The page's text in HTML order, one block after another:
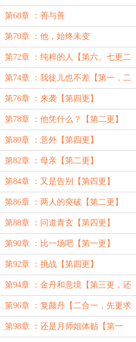
第68章 ：善与善
第70章 ：他，始终未变
第72章 ：纯粹的人【第六、七更二
合一，求订阅，今天还有】
第74章 ：我徒儿也不差【第一，二
更，二合一，今天还有】
第76章 ：来袭【第四更】
第78章 ：他凭什么？【第二更】
第80章 ：意外【第四更】
第82章 ：母亲【第二更】
第84章 ：又是告别【第四更】
第86章 ：两人的突破【第二更】
第88章 ：问道青玄【第四更】
第90章 ：比一场吧【第一更】
第92章 ：挑战【第四更】
第94章 ：金丹和意境【第三更，还
一章晚点】
第96章 ：复颜丹【二合一，先更求
月票】
第98章 ：还是月师姐体贴【第一